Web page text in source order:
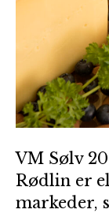
VM Sølv
Rødlin er
markeder,